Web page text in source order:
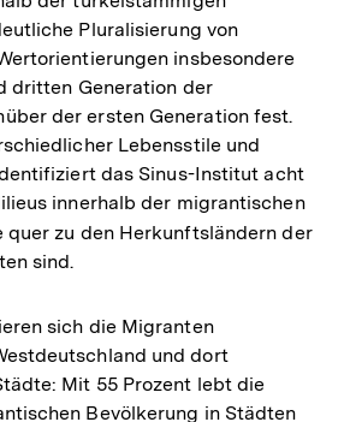
der
Fußnote
Pluralisierung von
insbesondere
dritten Generation der
der ersten Generation fest.
Lebensstile und
das Sinus-Institut acht
innerhalb der migrantischen
quer zu den Herkunftsländern der
sind.
sich die Migranten
und dort
Mit 55 Prozent lebt die
Bevölkerung in Städten